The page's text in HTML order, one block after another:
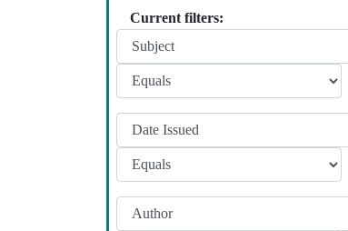
Current filters: